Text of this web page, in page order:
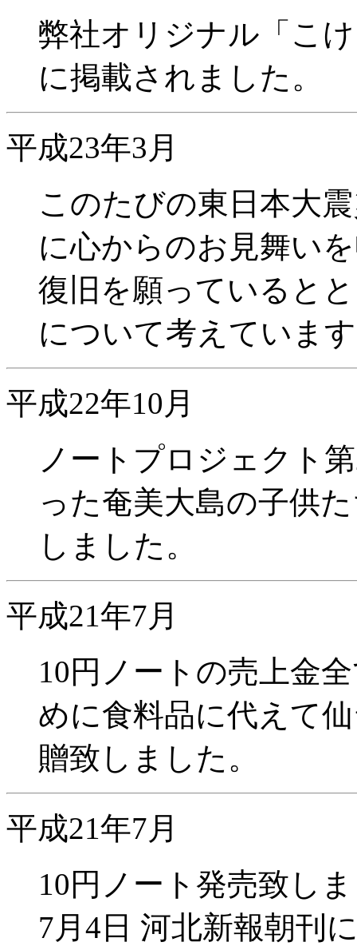
弊社オリジナル「こ
に掲載されました。
平成23年3月
このたびの東日本大
に心からのお見舞い
復旧を願っていると
について考えていま
平成22年10月
ノートプロジェクト
った奄美大島の子供
しました。
平成21年7月
10円ノートの売上金
めに食料品に代えて
贈致しました。
平成21年7月
10円ノート発売致し
7月4日 河北新報朝刊